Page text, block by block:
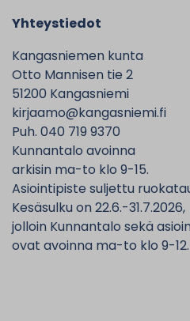
Yhteystiedot
Kangasniemen kunta
Otto Mannisen tie 2
51200 Kangasniemi
kirjaamo@kangasniemi.fi
Puh. 040 719 9370
Kunnantalo avoinna
arkisin ma-to klo 9-15.
Asiointipiste suljettu
Kesäsulku on 22.6.-31.7.2026,
jolloin Kunnantalo sekä
ovat avoinna ma-to klo 9-12.